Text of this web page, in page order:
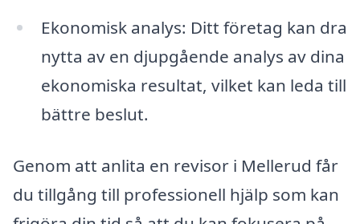
Ekonomisk analys: Ditt företag kan dra
nytta av en djupgående analys av dina
ekonomiska resultat, vilket kan leda till
bättre beslut.
Genom att anlita en revisor i Mellerud får
du tillgång till professionell hjälp som kan